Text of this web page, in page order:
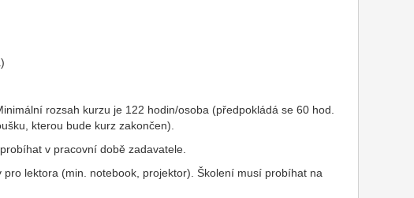
rozsah kurzu je 122 hodin/osoba (předpokládá se 60 hod.
kterou bude kurz zakončen).
v pracovní době zadavatele.
lektora (min. notebook, projektor). Školení musí probíhat na